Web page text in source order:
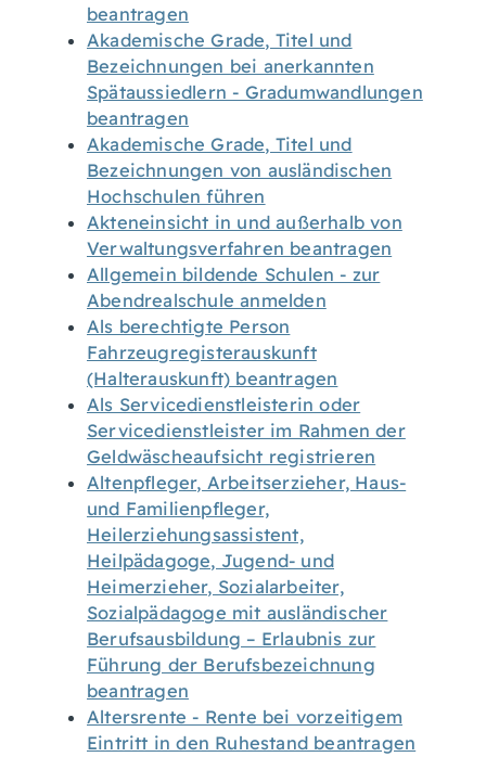
beantragen
Akademische Grade, Titel und
Bezeichnungen bei anerkannten
Spätaussiedlern - Gradumwandlungen
beantragen
Akademische Grade, Titel und
Bezeichnungen von ausländischen
Hochschulen führen
Akteneinsicht in und außerhalb von
Verwaltungsverfahren beantragen
Allgemein bildende Schulen - zur
Abendrealschule anmelden
Als berechtigte Person
Fahrzeugregisterauskunft
(Halterauskunft) beantragen
Als Servicedienstleisterin oder
Servicedienstleister im Rahmen der
Geldwäscheaufsicht registrieren
Altenpfleger, Arbeitserzieher, Haus-
und Familienpfleger,
Heilerziehungsassistent,
Heilpädagoge, Jugend- und
Heimerzieher, Sozialarbeiter,
Sozialpädagoge mit ausländischer
Berufsausbildung – Erlaubnis zur
Führung der Berufsbezeichnung
beantragen
Altersrente - Rente bei vorzeitigem
Eintritt in den Ruhestand beantragen